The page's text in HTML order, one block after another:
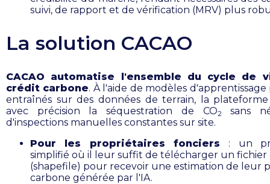
suivi, de rapport et de vérification (MRV) plus
La solution CACAO
CACAO automatise l'ensemble du cycle de
crédit carbone. À l'aide de modèles
entraînés sur des données de terrain, la
avec précision la séquestration de CO2
sans
d'inspections manuelles constantes sur site.
Pour les propriétaires fonciers : un
simplifié où il leur suffit de télécharger un fichier
(shapefile) pour recevoir une estimation de leur
carbone générée par l'IA.